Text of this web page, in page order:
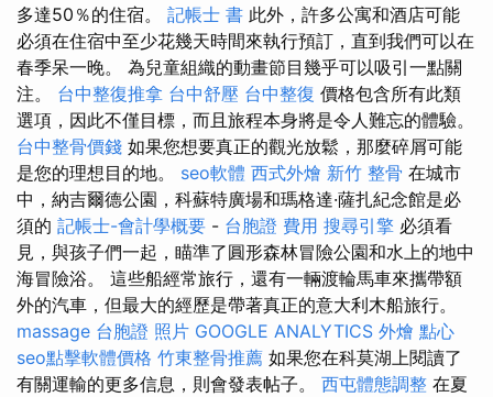
多達50％的住宿。 記帳士 書 此外，許多公寓和酒店可能
必須在住宿中至少花幾天時間來執行預訂，直到我們可以在
春季呆一晚。 為兒童組織的動畫節目幾乎可以吸引一點關
注。 台中整復推拿 台中舒壓 台中整復 價格包含所有此類
選項，因此不僅目標，而且旅程本身將是令人難忘的體驗。
台中整骨價錢 如果您想要真正的觀光放鬆，那麼碎屑可能
是您的理想目的地。 seo軟體 西式外燴 新竹 整骨 在城市
中，納吉爾德公園，科蘇特廣場和瑪格達·薩扎紀念館是必
須的 記帳士-會計學概要 - 台胞證 費用 搜尋引擎 必須看
見，與孩子們一起，瞄準了圓形森林冒險公園和水上的地中
海冒險浴。 這些船經常旅行，還有一輛渡輪馬車來攜帶額
外的汽車，但最大的經歷是帶著真正的意大利木船旅行。
massage 台胞證 照片 GOOGLE ANALYTICS 外燴 點心
seo點擊軟體價格 竹東整骨推薦 如果您在科莫湖上閱讀了
有關運輸的更多信息，則會發表帖子。 西屯體態調整 在夏